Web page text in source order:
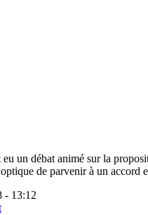
un débat animé sur la
de parvenir à un accord
- 13:12